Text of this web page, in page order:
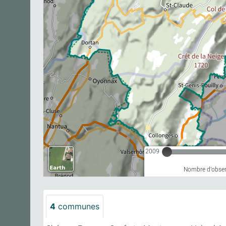
2009
Nombre
4 communes